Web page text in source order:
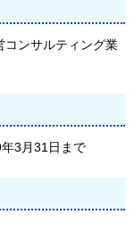
コンサルティング業
3月31日まで